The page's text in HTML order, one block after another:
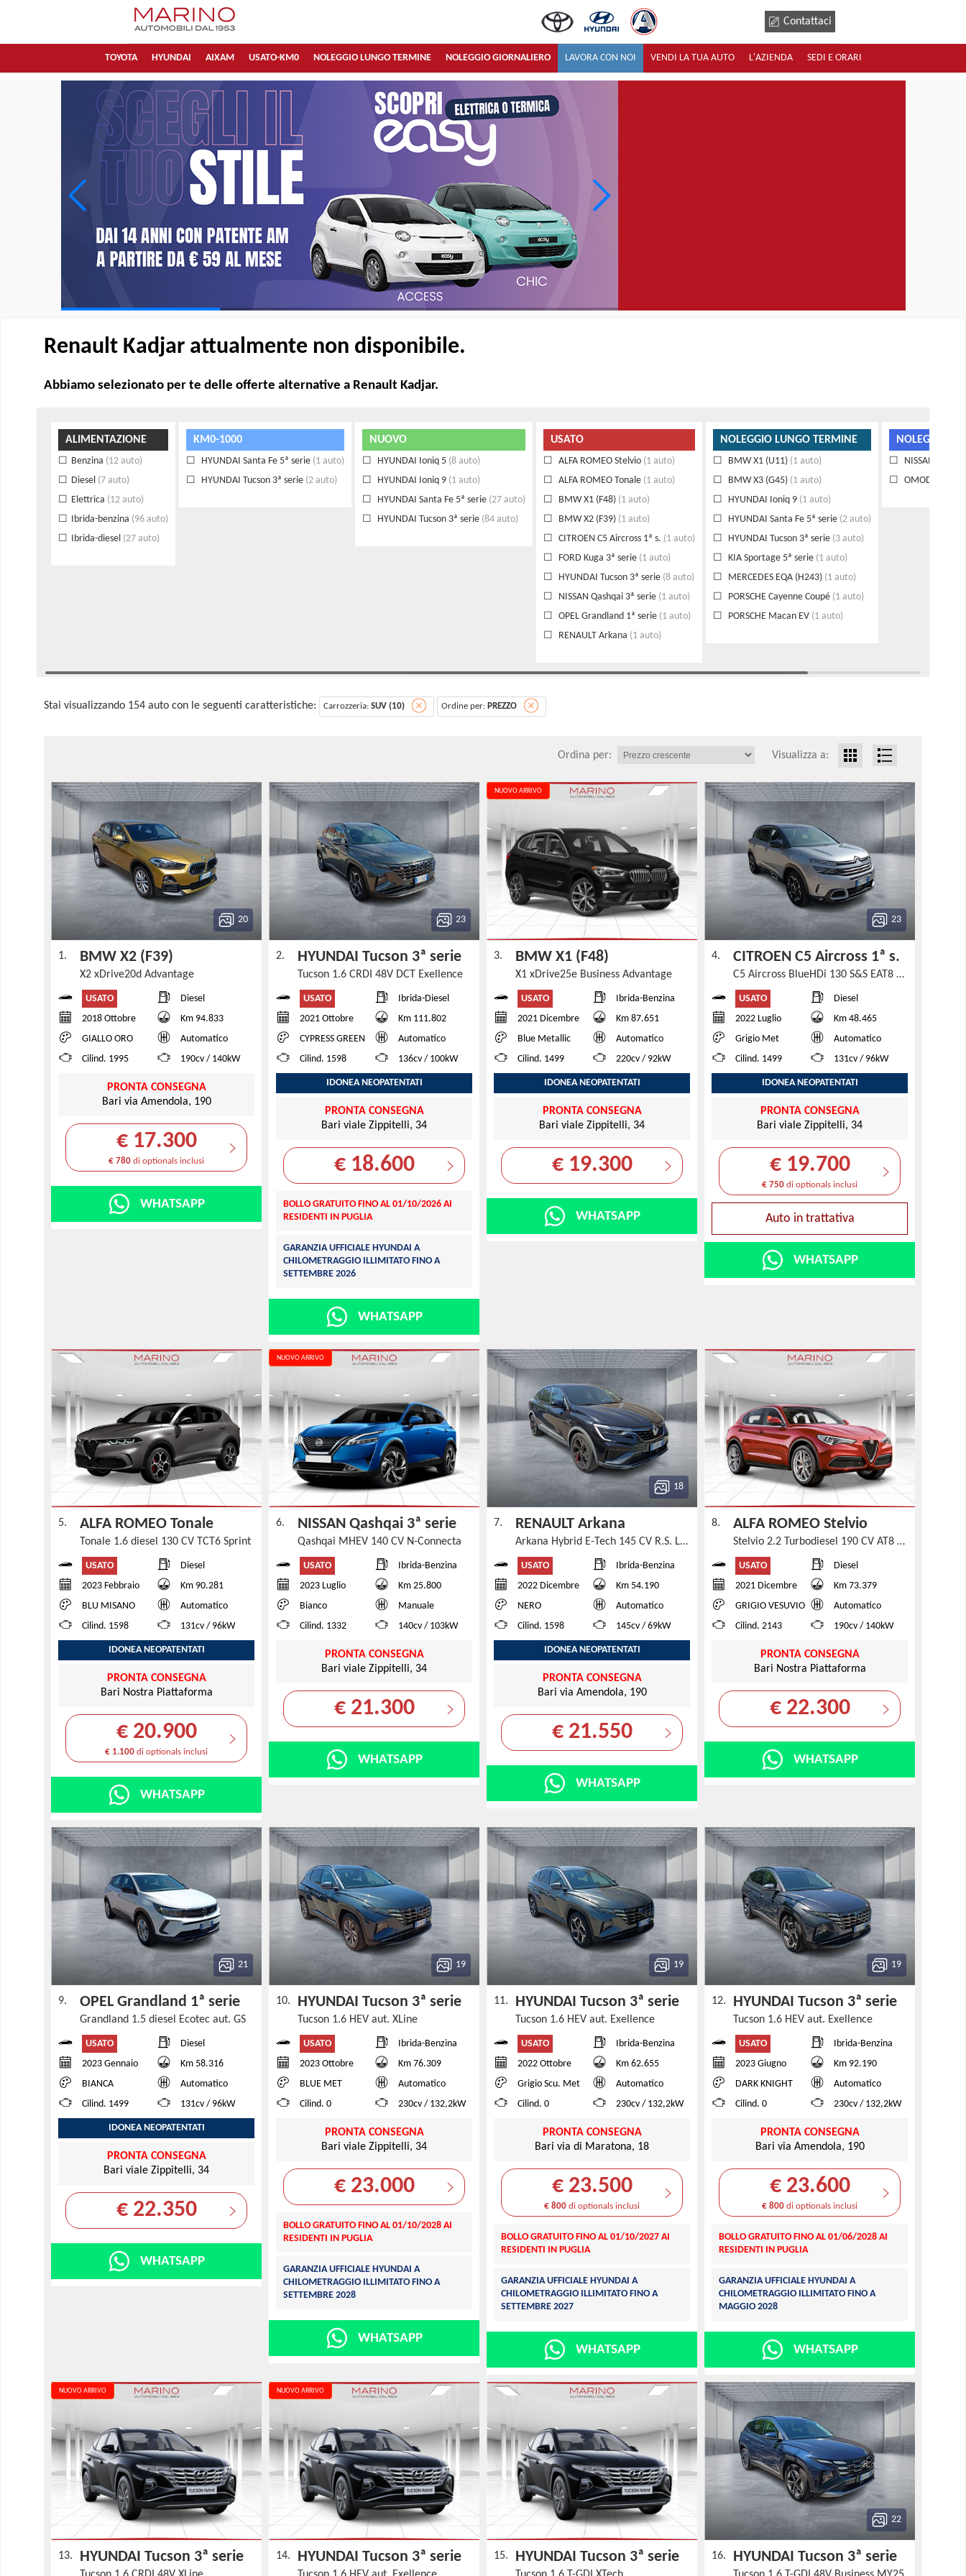
Contattaci
TOYOTA HYUNDAI AIXAM USATO-KM0 NOLEGGIO LUNGO TERMINE NOLEGGIO GIORNALIERO LAVORA CON NOI VENDI LA TUA AUTO L'AZIENDA SEDI E ORARI
Renault Kadjar attualmente non disponibile.
Abbiamo selezionato per te delle offerte alternative a Renault Kadjar.
ALIMENTAZIONE
Benzina (12 auto)
Diesel (7 auto)
Elettrica (12 auto)
Ibrida-benzina (96 auto)
Ibrida-diesel (27 auto)
KM0-1000
HYUNDAI Santa Fe 5ª serie (1 auto)
HYUNDAI Tucson 3ª serie (2 auto)
NUOVO
HYUNDAI Ioniq 5 (8 auto)
HYUNDAI Ioniq 9 (1 auto)
HYUNDAI Santa Fe 5ª serie (27 auto)
HYUNDAI Tucson 3ª serie (84 auto)
USATO
ALFA ROMEO Stelvio (1 auto)
ALFA ROMEO Tonale (1 auto)
BMW X1 (F48) (1 auto)
BMW X2 (F39) (1 auto)
CITROEN C5 Aircross 1ª s. (1 auto)
FORD Kuga 3ª serie (1 auto)
HYUNDAI Tucson 3ª serie (8 auto)
NISSAN Qashqai 3ª serie (1 auto)
OPEL Grandland 1ª serie (1 auto)
RENAULT Arkana (1 auto)
NOLEGGIO LUNGO TERMINE
BMW X1 (U11) (1 auto)
BMW X3 (G45) (1 auto)
HYUNDAI Ioniq 9 (1 auto)
HYUNDAI Santa Fe 5ª serie (2 auto)
HYUNDAI Tucson 3ª serie (3 auto)
KIA Sportage 5ª serie (1 auto)
MERCEDES EQA (H243) (1 auto)
PORSCHE Cayenne Coupé (1 auto)
PORSCHE Macan EV (1 auto)
NOLEGGIO
NISSAN
OMODA
Stai visualizzando 154 auto con le seguenti caratteristiche: Carrozzeria: SUV (10) Ordine per: PREZZO
Ordina per: Visualizza a:
20
1. BMW X2 (F39)
X2 xDrive20d Advantage
USATO
Diesel
2018 Ottobre
Km 94.833
GIALLO ORO
Automatico
Cilind. 1995
190cv / 140kW
PRONTA CONSEGNA
Bari via Amendola, 190
€ 17.300
€ 780 di optionals inclusi
WHATSAPP
23
2. HYUNDAI Tucson 3ª serie
Tucson 1.6 CRDI 48V DCT Exellence
USATO
Ibrida-Diesel
2021 Ottobre
Km 111.802
CYPRESS GREEN
Automatico
Cilind. 1598
136cv / 100kW
IDONEA NEOPATENTATI
PRONTA CONSEGNA
Bari viale Zippitelli, 34
€ 18.600
BOLLO GRATUITO FINO AL 01/10/2026 AI
RESIDENTI IN PUGLIA
GARANZIA UFFICIALE HYUNDAI A
CHILOMETRAGGIO ILLIMITATO FINO A
SETTEMBRE 2026
WHATSAPP
NUOVO ARRIVO
3. BMW X1 (F48)
X1 xDrive25e Business Advantage
USATO
Ibrida-Benzina
2021 Dicembre
Km 87.651
Blue Metallic
Automatico
Cilind. 1499
220cv / 92kW
IDONEA NEOPATENTATI
PRONTA CONSEGNA
Bari viale Zippitelli, 34
€ 19.300
WHATSAPP
23
4. CITROEN C5 Aircross 1ª s.
C5 Aircross BlueHDi 130 S&S EAT8 Business
USATO
Diesel
2022 Luglio
Km 48.465
Grigio Met
Automatico
Cilind. 1499
131cv / 96kW
IDONEA NEOPATENTATI
PRONTA CONSEGNA
Bari viale Zippitelli, 34
€ 19.700
€ 750 di optionals inclusi
Auto in trattativa
WHATSAPP
5. ALFA ROMEO Tonale
Tonale 1.6 diesel 130 CV TCT6 Sprint
USATO
Diesel
2023 Febbraio
Km 90.281
BLU MISANO
Automatico
Cilind. 1598
131cv / 96kW
IDONEA NEOPATENTATI
PRONTA CONSEGNA
Bari Nostra Piattaforma
€ 20.900
€ 1.100 di optionals inclusi
WHATSAPP
NUOVO ARRIVO
6. NISSAN Qashqai 3ª serie
Qashqai MHEV 140 CV N-Connecta
USATO
Ibrida-Benzina
2023 Luglio
Km 25.800
Bianco
Manuale
Cilind. 1332
140cv / 103kW
PRONTA CONSEGNA
Bari viale Zippitelli, 34
€ 21.300
WHATSAPP
18
7. RENAULT Arkana
Arkana Hybrid E-Tech 145 CV R.S. Line
USATO
Ibrida-Benzina
2022 Dicembre
Km 54.190
NERO
Automatico
Cilind. 1598
145cv / 69kW
IDONEA NEOPATENTATI
PRONTA CONSEGNA
Bari via Amendola, 190
€ 21.550
WHATSAPP
8. ALFA ROMEO Stelvio
Stelvio 2.2 Turbodiesel 190 CV AT8 Q4 Business
USATO
Diesel
2021 Dicembre
Km 73.379
GRIGIO VESUVIO
Automatico
Cilind. 2143
190cv / 140kW
PRONTA CONSEGNA
Bari Nostra Piattaforma
€ 22.300
WHATSAPP
21
9. OPEL Grandland 1ª serie
Grandland 1.5 diesel Ecotec aut. GS
USATO
Diesel
2023 Gennaio
Km 58.316
BIANCA
Automatico
Cilind. 1499
131cv / 96kW
IDONEA NEOPATENTATI
PRONTA CONSEGNA
Bari viale Zippitelli, 34
€ 22.350
WHATSAPP
19
10. HYUNDAI Tucson 3ª serie
Tucson 1.6 HEV aut. XLine
USATO
Ibrida-Benzina
2023 Ottobre
Km 76.309
BLUE MET
Automatico
Cilind. 0
230cv / 132,2kW
PRONTA CONSEGNA
Bari viale Zippitelli, 34
€ 23.000
BOLLO GRATUITO FINO AL 01/10/2028 AI
RESIDENTI IN PUGLIA
GARANZIA UFFICIALE HYUNDAI A
CHILOMETRAGGIO ILLIMITATO FINO A
SETTEMBRE 2028
WHATSAPP
19
11. HYUNDAI Tucson 3ª serie
Tucson 1.6 HEV aut. Exellence
USATO
Ibrida-Benzina
2022 Ottobre
Km 62.655
Grigio Scu. Met
Automatico
Cilind. 0
230cv / 132,2kW
PRONTA CONSEGNA
Bari via di Maratona, 18
€ 23.500
€ 800 di optionals inclusi
BOLLO GRATUITO FINO AL 01/10/2027 AI
RESIDENTI IN PUGLIA
GARANZIA UFFICIALE HYUNDAI A
CHILOMETRAGGIO ILLIMITATO FINO A
SETTEMBRE 2027
WHATSAPP
19
12. HYUNDAI Tucson 3ª serie
Tucson 1.6 HEV aut. Exellence
USATO
Ibrida-Benzina
2023 Giugno
Km 92.190
DARK KNIGHT
Automatico
Cilind. 0
230cv / 132,2kW
PRONTA CONSEGNA
Bari via Amendola, 190
€ 23.600
€ 800 di optionals inclusi
BOLLO GRATUITO FINO AL 01/06/2028 AI
RESIDENTI IN PUGLIA
GARANZIA UFFICIALE HYUNDAI A
CHILOMETRAGGIO ILLIMITATO FINO A
MAGGIO 2028
WHATSAPP
NUOVO ARRIVO
13. HYUNDAI Tucson 3ª serie
NUOVO ARRIVO
14. HYUNDAI Tucson 3ª serie 15. HYUNDAI Tucson 3ª serie
22
16. HYUNDAI Tucson 3ª serie